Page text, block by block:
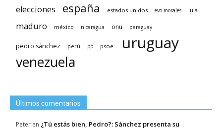
elecciones españa estados unidos evo morales lula
maduro méxico nicaragua onu paraguay
pedro sánchez perú pp psoe. uruguay
venezuela
Últimos comentarios
Peter en ¿Tú estás bien, Pedro?: Sánchez presenta su